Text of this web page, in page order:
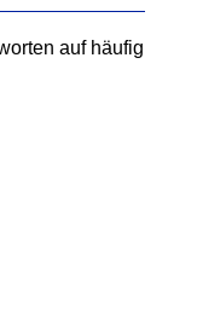
auf häufig